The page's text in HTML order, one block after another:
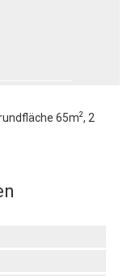
65m2, 2